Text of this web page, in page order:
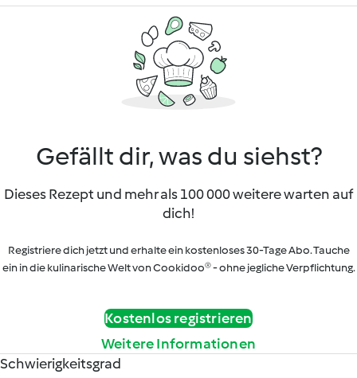
Gefällt dir, was du siehst?
Dieses Rezept und mehr als 100 000 weitere warten auf
dich!
Registriere dich jetzt und erhalte ein kostenloses 30-Tage Abo. Tauche
ein in die kulinarische Welt von Cookidoo® - ohne jegliche Verpflichtung.
Kostenlos registrieren
Weitere Informationen
Schwierigkeitsgrad